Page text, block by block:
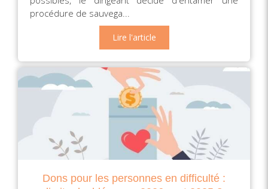
procédure de sauvega...
Lire l'article
Dons pour les personnes en difficulté :